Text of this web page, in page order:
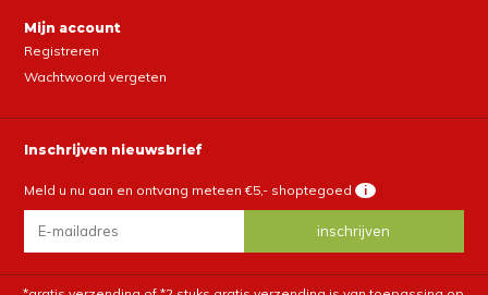
Mijn account
Registreren
Wachtwoord vergeten
Inschrijven nieuwsbrief
Meld u nu aan en ontvang meteen €5,- shoptegoed i